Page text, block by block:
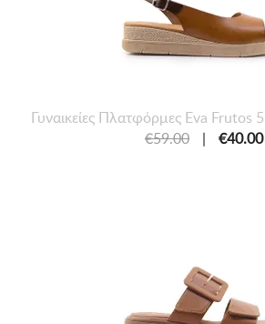
Γυναικείες Πλατφόρμες Eva
€59.00
| €40.00